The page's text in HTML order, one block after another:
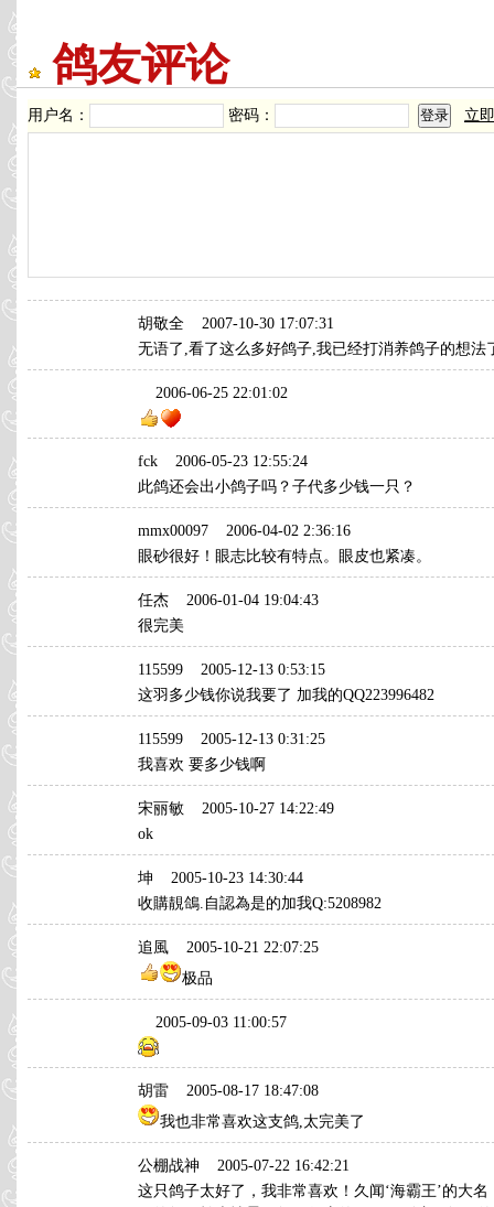
鸽友评论
用户名： 密码： 立
胡敬全 2007-10-30 17:07:31
无语了,看了这么多好鸽子,我已经打消养鸽子的想法
2006-06-25 22:01:02
fck 2006-05-23 12:55:24
此鸽还会出小鸽子吗？子代多少钱一只？
mmx00097 2006-04-02 2:36:16
眼砂很好！眼志比较有特点。眼皮也紧凑。
任杰 2006-01-04 19:04:43
很完美
115599 2005-12-13 0:53:15
这羽多少钱你说我要了 加我的QQ223996482
115599 2005-12-13 0:31:25
我喜欢 要多少钱啊
宋丽敏 2005-10-27 14:22:49
ok
坤 2005-10-23 14:30:44
收購靚鴿.自認為是的加我Q:5208982
追風 2005-10-21 22:07:25
极品
2005-09-03 11:00:57
胡雷 2005-08-17 18:47:08
我也非常喜欢这支鸽,太完美了
公棚战神 2005-07-22 16:42:21
这只鸽子太好了，我非常喜欢！久闻‘海霸王’的大